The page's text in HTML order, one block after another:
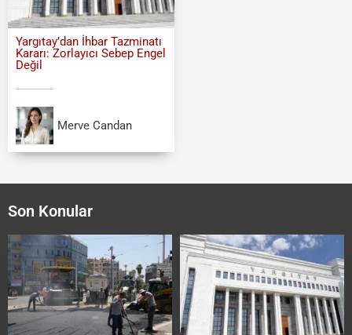
Yargıtay’dan İhbar Tazminatı
Kararı: Zorlayıcı Sebep Engel
Değil
Merve Candan
Son Konular